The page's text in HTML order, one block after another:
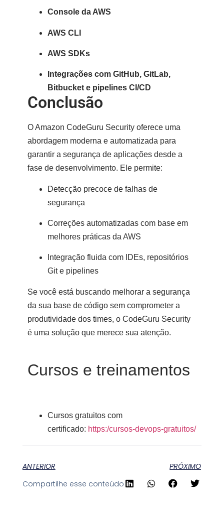
Console da AWS
AWS CLI
AWS SDKs
Integrações com GitHub, GitLab,
Bitbucket e pipelines CI/CD
Conclusão
OAmazon CodeGuru Securityoferece uma
abordagem moderna e automatizada para
garantir a segurança de aplicações desde a
fase de desenvolvimento. Ele permite:
Detecção precoce de falhas de
segurança
Correções automatizadas com base em
melhores práticas da AWS
Integração fluida com IDEs, repositórios
Git e pipelines
Se você está buscando melhorar a segurança
da sua base de código sem comprometer a
produtividade dos times, o CodeGuru Security
é uma solução que merece sua atenção.
Cursos e treinamentos
Cursos gratuitos com
certificado: https:/cursos-devops-gratuitos/
ANTERIOR
PRÓXIMO
Compartilhe esse conteúdo